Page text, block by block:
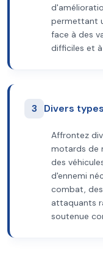
permettant
face à des
difficiles et
3 Divers
Affrontez
motards de
des
d'ennemi
combat,
attaquants
soutenue